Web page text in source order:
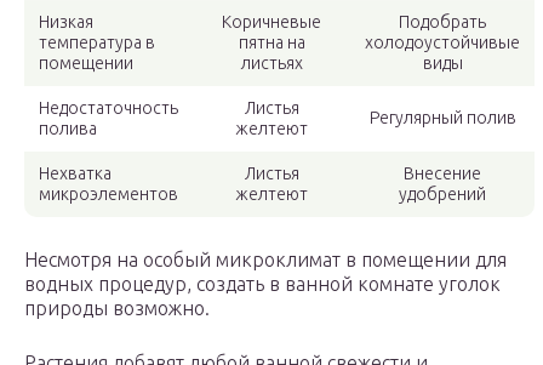
Низкая
температура в
помещении
Коричневые
пятна на
листьях
Подобрать
холодоустойчивые
виды
Недостаточность
полива
Листья
желтеют
Регулярный полив
Нехватка
микроэлементов
Листья
желтеют
Внесение
удобрений
Несмотря на особый микроклимат в помещении для
водных процедур, создать в ванной комнате уголок
природы возможно.